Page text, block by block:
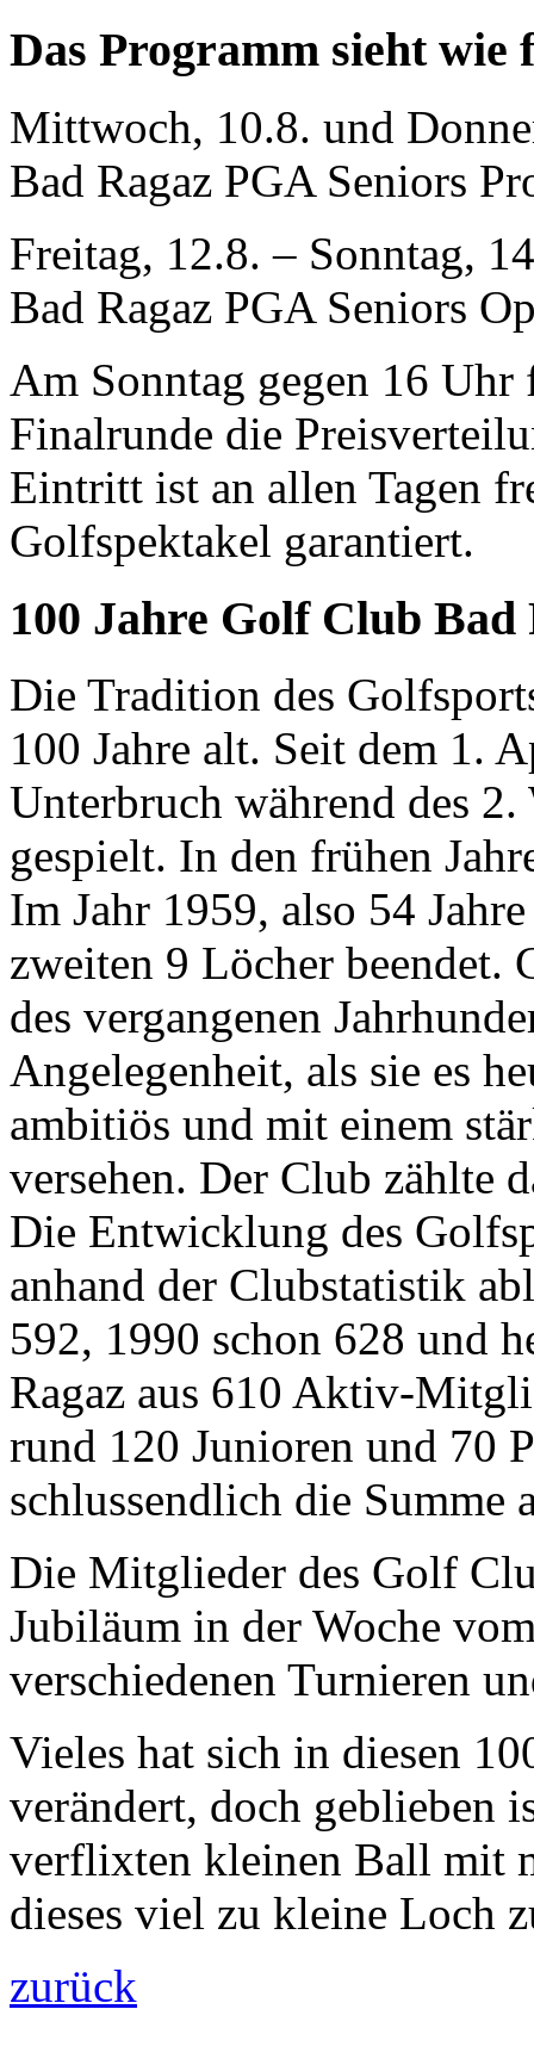
Das Programm sieht wie
Mittwoch, 10.8. und
Bad Ragaz PGA Seniors
Freitag, 12.8. – Sonntag,
Bad Ragaz PGA Seniors
Am Sonntag gegen 16
Finalrunde die
Eintritt ist an allen Tagen
Golfspektakel garantiert.
100 Jahre Golf Club Bad
Die Tradition des
100 Jahre alt. Seit dem 1.
Unterbruch während des
gespielt. In den frühen
Im Jahr 1959, also 54
zweiten 9 Löcher beendet.
des vergangenen
Angelegenheit, als sie es
ambitiös und mit einem
versehen. Der Club zählte
Die Entwicklung des
anhand der Clubstatistik
592, 1990 schon 628 und
Ragaz aus 610 Aktiv-
rund 120 Junioren und 70
schlussendlich die
Die Mitglieder des Golf
Jubiläum in der Woche
verschiedenen Turnieren
Vieles hat sich in diesen
verändert, doch geblieben
verflixten kleinen Ball mit
dieses viel zu kleine Loch
zurück